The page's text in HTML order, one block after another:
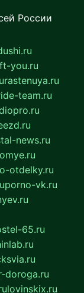
России
you.ru
rastenuya.ru
team.ru
news.ru
otdelky.ru
porno-vk.ru
65.ru
doroga.ru
lovinskix.ru